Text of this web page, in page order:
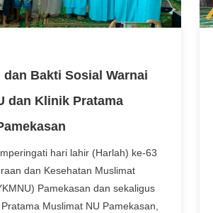
Bakti Sosial Warnai
dan Klinik Pratama
hari lahir (Harlah) ke-63
dan Kesehatan Muslimat
Pamekasan dan sekaligus
Muslimat NU Pamekasan,